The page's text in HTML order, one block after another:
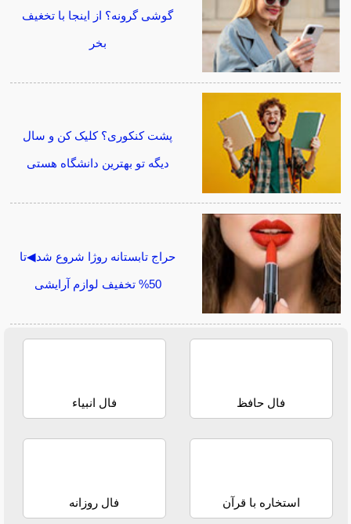
گوشی گرونه؟ از اینجا با تخغیف
بخر
پشت کنکوری؟ کلیک کن و سال
دیگه تو بهترین دانشگاه هستی
حراج تابستانه روژا شروع شد◀تا
50% تخفیف لوازم آرایشی
فال حافظ فال انبیاء
استخاره با قرآن فال روزانه